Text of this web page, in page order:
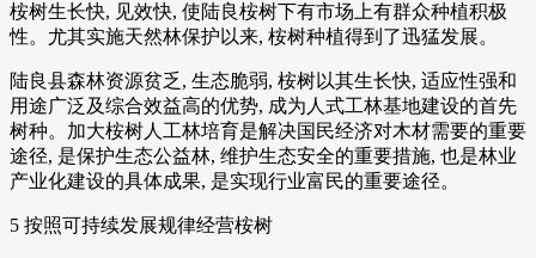
桉树生长快, 见效快, 使陆良桉树下有市场上有群众种植积极
性。尤其实施天然林保护以来, 桉树种植得到了迅猛发展。
陆良县森林资源贫乏, 生态脆弱, 桉树以其生长快, 适应性强和
用途广泛及综合效益高的优势, 成为人式工林基地建设的首先
树种。加大桉树人工林培育是解决国民经济对木材需要的重要
途径, 是保护生态公益林, 维护生态安全的重要措施, 也是林业
产业化建设的具体成果, 是实现行业富民的重要途径。
5 按照可持续发展规律经营桉树